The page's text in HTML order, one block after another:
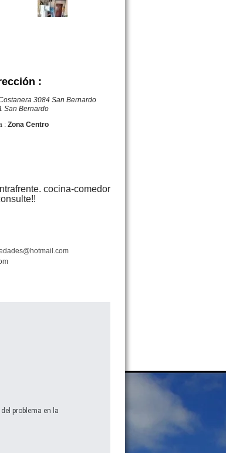
:
3084 San Bernardo
San Bernardo
: Zona Centro
cocina-comedor
problema en la